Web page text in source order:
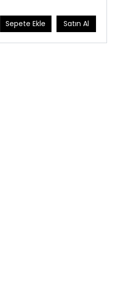
Sepete Ekle Satın Al